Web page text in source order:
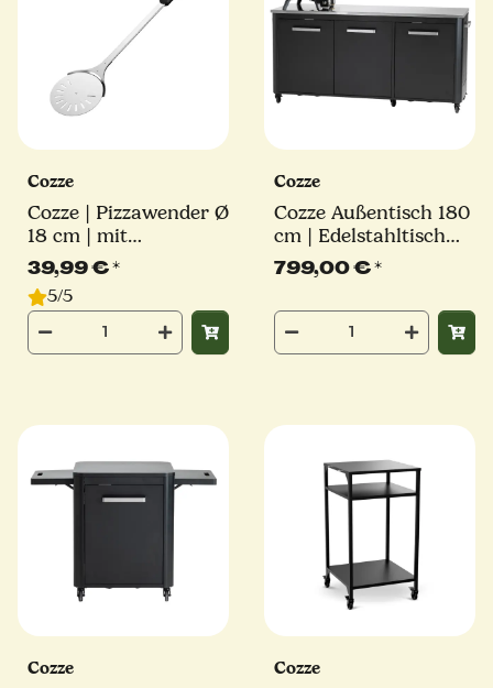
Cozze
Cozze | Pizzawender Ø
18 cm | mit
rotierender Schaufel
39,99 €*
5/5
Cozze
Cozze Außentisch 180
cm | Edelstahltisch
mit 3 Türen
799,00 €*
Cozze Cozze